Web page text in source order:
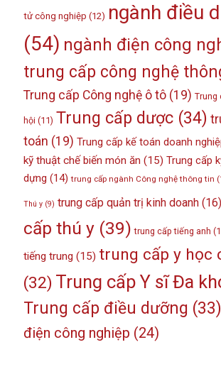
tử công nghiệp (12) ngành điều
(54) ngành điện công
trung cấp công nghệ
Trung cấp Công nghệ ô tô(19) Trung
hội (11) Trung cấp dược(34)
toán (19) Trung cấp kế toán doanh
kỹ thuật chế biến món ăn (15) Trung cấp
dựng (14) trung cấp ngành Công nghệ thông tin
Thú y(9) trung cấp quản trị kinh doanh(16)
cấp thú y(39) trung cấp tiếng anh
tiếng trung (15) trung cấp y học
(32) Trung cấp Y sĩ Đa
Trung cấp điều dưỡng (33)
điện công nghiệp (24)